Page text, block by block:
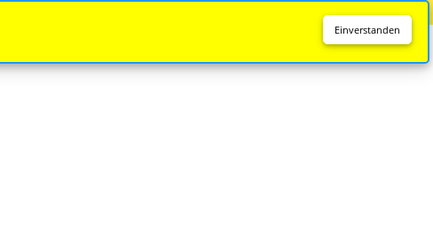
Einverstanden